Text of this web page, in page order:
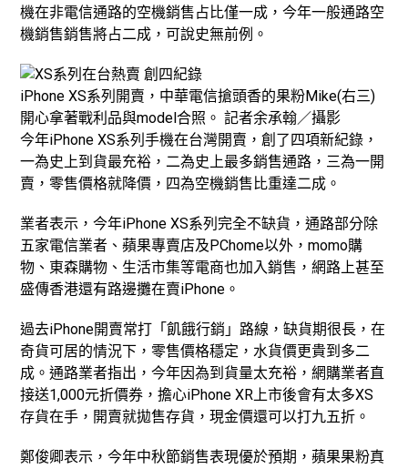
機在非電信通路的空機銷售占比僅一成，今年一般通路空
機銷售銷售將占二成，可說史無前例。
iPhone XS系列開賣，中華電信搶頭香的果粉Mike(右三)
開心拿著戰利品與model合照。 記者余承翰／攝影
今年iPhone XS系列手機在台灣開賣，創了四項新紀錄，
一為史上到貨最充裕，二為史上最多銷售通路，三為一開
賣，零售價格就降價，四為空機銷售比重達二成。
業者表示，今年iPhone XS系列完全不缺貨，通路部分除
五家電信業者、蘋果專賣店及PChome以外，momo購
物、東森購物、生活市集等電商也加入銷售，網路上甚至
盛傳香港還有路邊攤在賣iPhone。
過去iPhone開賣常打「飢餓行銷」路線，缺貨期很長，在
奇貨可居的情況下，零售價格穩定，水貨價更貴到多二
成。通路業者指出，今年因為到貨量太充裕，網購業者直
接送1,000元折價券，擔心iPhone XR上市後會有太多XS
存貨在手，開賣就拋售存貨，現金價還可以打九五折。
鄭俊卿表示，今年中秋節銷售表現優於預期，蘋果果粉真